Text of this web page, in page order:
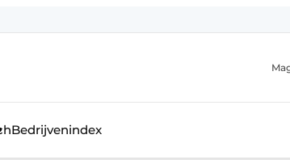
Bedrijvenindex